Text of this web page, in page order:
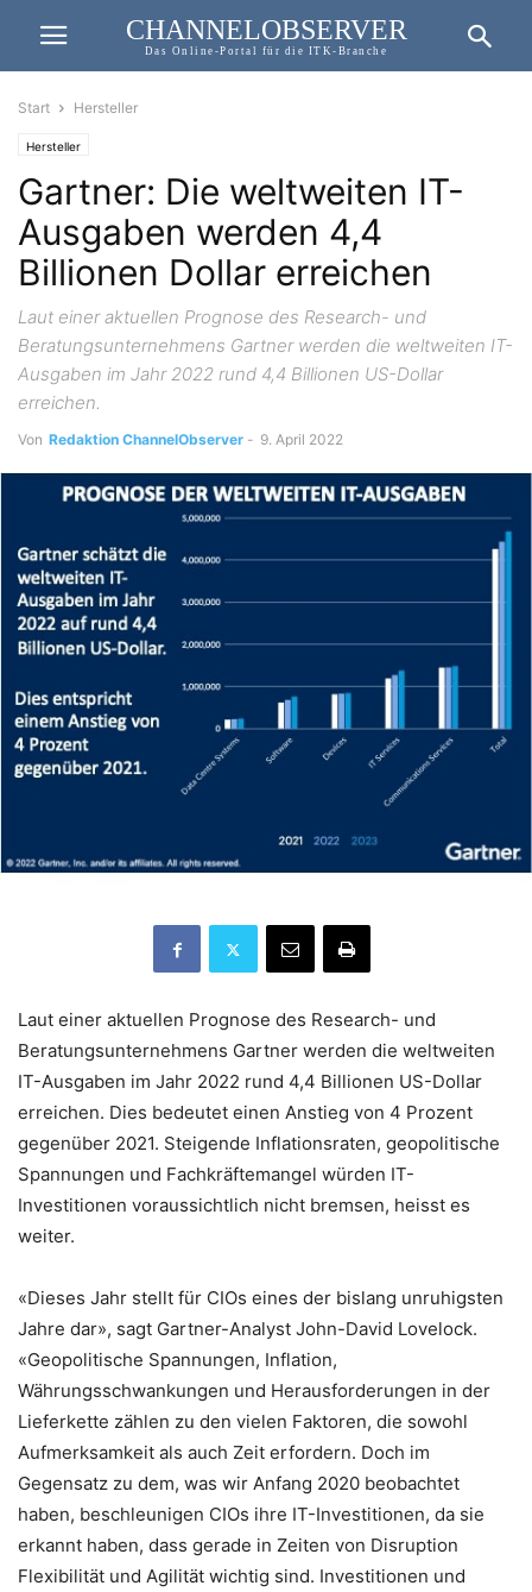
CHANNELOBSERVER
Das Online-Portal für die ITK-Branche
Start Hersteller
Hersteller
Gartner: Die weltweiten IT-
Ausgaben werden 4,4
Billionen Dollar erreichen
Laut einer aktuellen Prognose des Research- und
Beratungsunternehmens Gartner werden die weltweiten IT-
Ausgaben im Jahr 2022 rund 4,4 Billionen US-Dollar
erreichen.
Von Redaktion ChannelObserver - 9. April 2022
Laut einer aktuellen Prognose des Research- und
Beratungsunternehmens Gartner werden die weltweiten
IT-Ausgaben im Jahr 2022 rund 4,4 Billionen US-Dollar
erreichen. Dies bedeutet einen Anstieg von 4 Prozent
gegenüber 2021. Steigende Inflationsraten, geopolitische
Spannungen und Fachkräftemangel würden IT-
Investitionen voraussichtlich nicht bremsen, heisst es
weiter.
«Dieses Jahr stellt für CIOs eines der bislang unruhigsten
Jahre dar», sagt Gartner-Analyst John-David Lovelock.
«Geopolitische Spannungen, Inflation,
Währungsschwankungen und Herausforderungen in der
Lieferkette zählen zu den vielen Faktoren, die sowohl
Aufmerksamkeit als auch Zeit erfordern. Doch im
Gegensatz zu dem, was wir Anfang 2020 beobachtet
haben, beschleunigen CIOs ihre IT-Investitionen, da sie
erkannt haben, dass gerade in Zeiten von Disruption
Flexibilität und Agilität wichtig sind. Investitionen und